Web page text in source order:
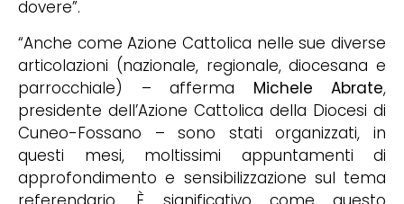
dovere”.
“Anche come Azione Cattolica nelle sue diverse
articolazioni (nazionale, regionale, diocesana e
parrocchiale) – afferma Michele Abrate,
presidente dell’Azione Cattolica della Diocesi di
Cuneo-Fossano – sono stati organizzati, in
questi mesi, moltissimi appuntamenti di
approfondimento e sensibilizzazione sul tema